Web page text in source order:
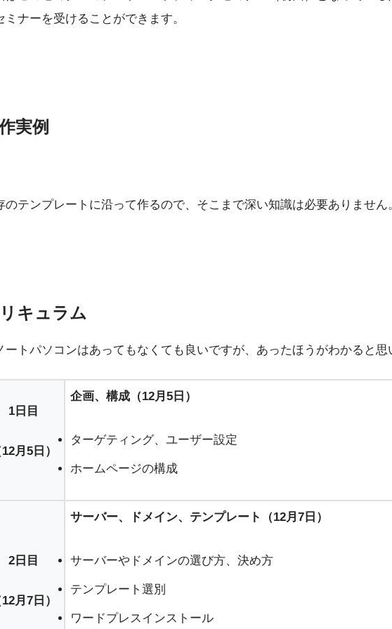
ミナーを受けることができます。
実例
のテンプレートに沿って作るので、そこまで深い知識は必要ありません
キュラム
トパソコンはあってもなくても良いですが、あったほうがわかると思
1日目
12月5日）
企画、構成（12月5日）
ターゲティング、ユーザー設定
ホームページの構成
2日目
12月7日）
サーバー、ドメイン、テンプレート （12月7日）
サーバーやドメインの選び方、決め方
テンプレート選別
ワードプレスインストール